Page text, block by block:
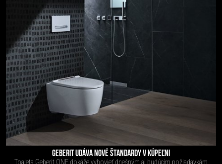
GEBERIT UDÁVA NOVÉ ŠTANDARDY V KÚPEĽNI
Toaleta Geberit ONE dokáže vyhovieť dnešným aj budúcim požiadavkám